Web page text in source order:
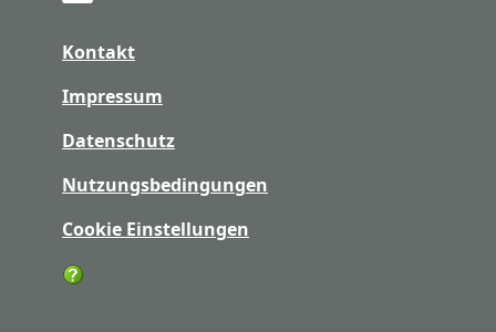
Kontakt
Impressum
Datenschutz
Nutzungsbedingungen
Cookie Einstellungen